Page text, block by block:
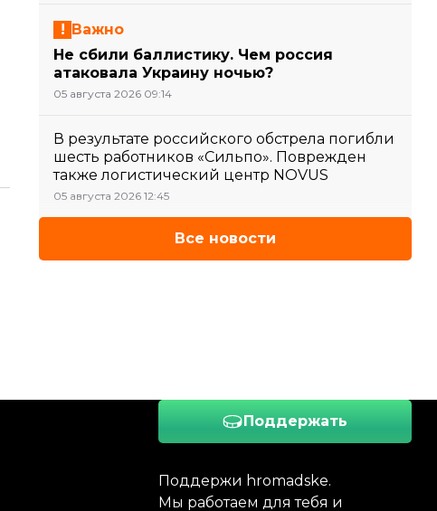
Важно
Не сбили баллистику. Чем россия
атаковала Украину ночью?
05 августа 2026 09:14
В результате российского обстрела погибли
шесть работников «Сильпо». Поврежден
также логистический центр NOVUS
05 августа 2026 12:45
Все новости
Поддержать
Поддержи hromadske.
Мы работаем для тебя и